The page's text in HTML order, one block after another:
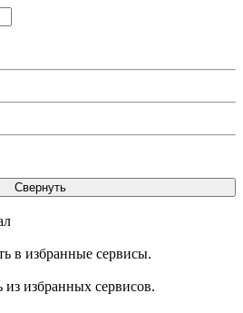
в избранные сервисы.
избранных сервисов.